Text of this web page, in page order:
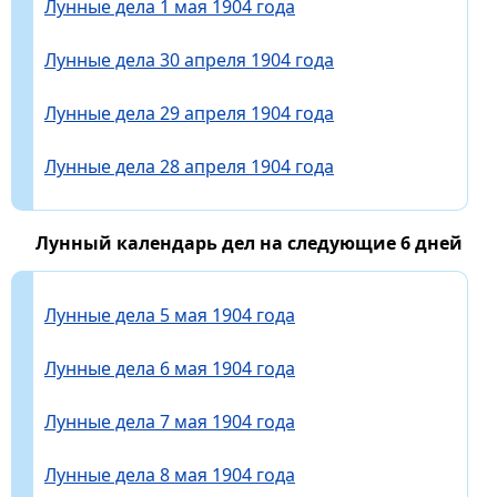
Лунные дела 1 мая 1904 года
Лунные дела 30 апреля 1904 года
Лунные дела 29 апреля 1904 года
Лунные дела 28 апреля 1904 года
Лунный календарь дел на следующие 6 дней
Лунные дела 5 мая 1904 года
Лунные дела 6 мая 1904 года
Лунные дела 7 мая 1904 года
Лунные дела 8 мая 1904 года